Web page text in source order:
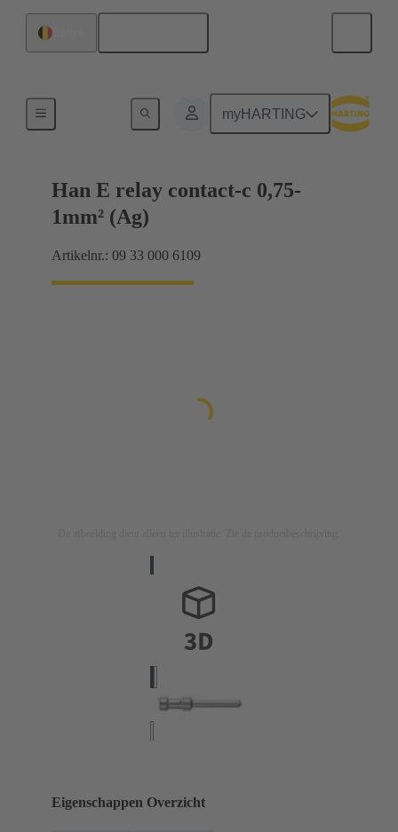
myHARTING
Han E relay contact-c 0,75-
1mm² (Ag)
Artikelnr.: 09 33 000 6109
Eigenschappen Overzicht